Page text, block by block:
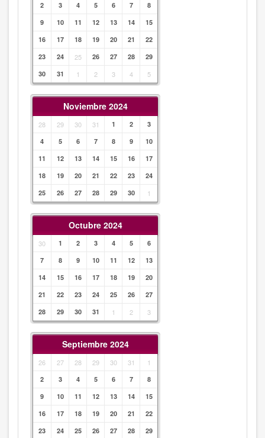
2
3 4 5 6 7
8
9
10 11 12 13 14
15
16
17 18 19 20 21
22
23
24 25 26 27 28
29
30
31 1 2 3 4 5
Noviembre 2024
28 29 30 31 1 2
3
4
5 6 7 8 9
10
11
12 13 14 15 16
17
18
19 20 21 22 23
24
25
26 27 28 29 30 1
Octubre 2024
30 1 2 3 4 5
6
7
8 9 10 11 12
13
14
15 16 17 18 19
20
21
22 23 24 25 26
27
28
29 30 31 1 2 3
Septiembre 2024
26 27 28 29 30 31 1
2 3 4 5 6 7
8
9
10 11 12 13 14
15
16
17 18 19 20 21
22
23
24 25 26 27 28
29